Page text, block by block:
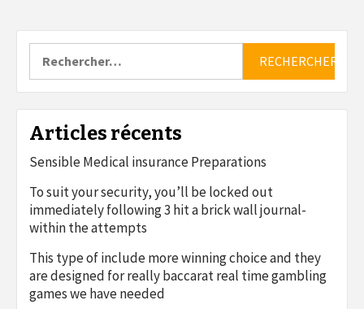
Articles récents
Sensible Medical insurance Preparations
To suit your security, you’ll be locked out
immediately following 3 hit a brick wall journal-
within the attempts
This type of include more winning choice and they
are designed for really baccarat real time gambling
games we have needed